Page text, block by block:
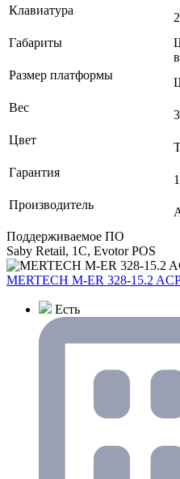
Клавиатура
Габариты
Размер платформы
Вес
Цвет
Гарантия
Производитель
Поддерживаемое ПО
Saby Retail, 1С, Evotor POS
MERTECH M-ER 328-15.2
Есть